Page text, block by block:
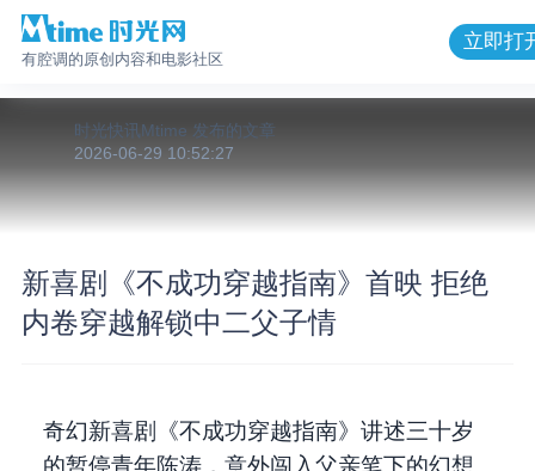
有腔调的原创内容和电影社区
立即打
时光快讯Mtime 发布的 文章
2026-06-29 10:52:27
新喜剧《不成功穿越指南》首映 拒绝
内卷穿越解锁中二父子情
奇幻新喜剧《不成功穿越指南》讲述三十岁